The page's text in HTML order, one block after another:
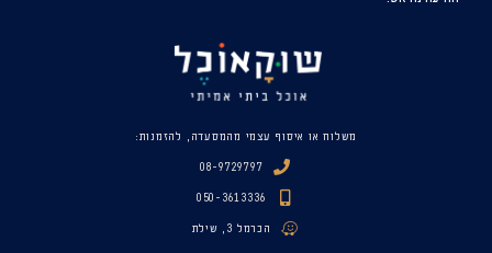
משלוח או איסוף עצמי מהמסעדה, להזמנות:
08-9729797
050-3613336
הכרמל 3, שילת